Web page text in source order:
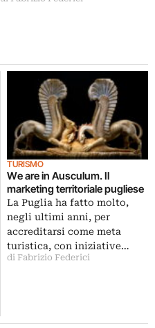
TURISMO
We are in Ausculum. Il
marketing territoriale pugliese
La Puglia ha fatto molto,
negli ultimi anni, per
accreditarsi come meta
turistica, con iniziative…
di Fabrizio Federici